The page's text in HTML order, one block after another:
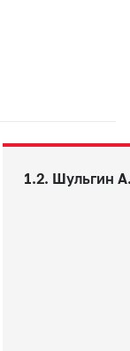
1.2. Шульгин